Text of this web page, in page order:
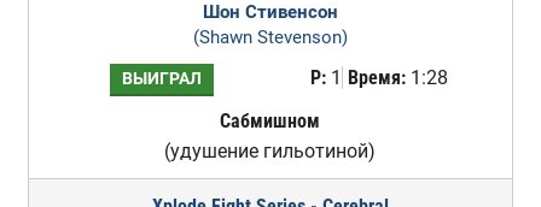
Шон Стивенсон
(Shawn Stevenson)
ВЫИГРАЛ Р:1 Время:1:28
Сабмишном
(удушение гильотиной)